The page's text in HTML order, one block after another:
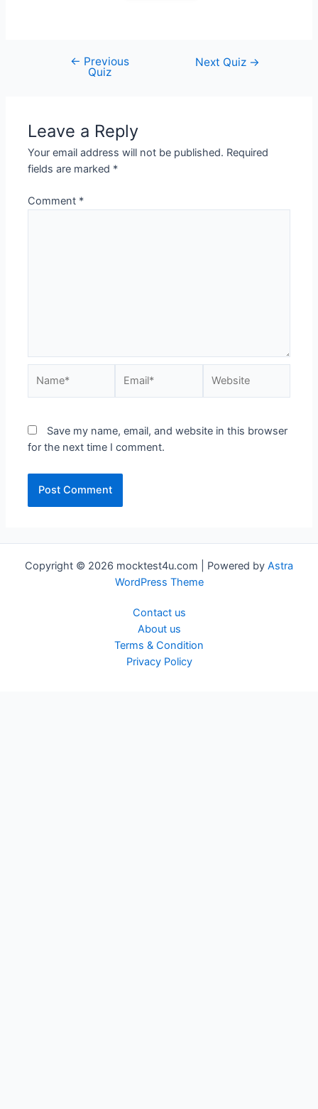
navigation
← Previous
Quiz
Next Quiz →
Leave a Reply
Your email address will not be published. Required
fields are marked *
Comment *
Save my name, email, and website in this browser
for the next time I comment.
Copyright © 2026 mocktest4u.com | Powered by Astra
WordPress Theme
Contact us
About us
Terms & Condition
Privacy Policy